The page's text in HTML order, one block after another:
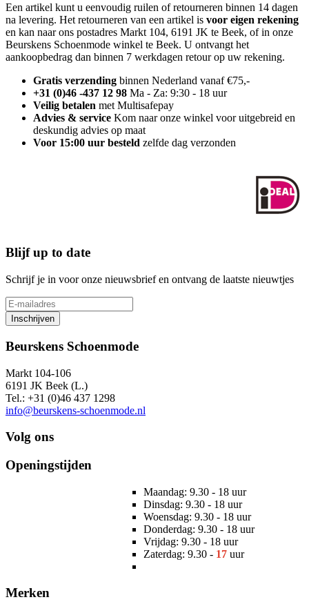
Een artikel kunt u eenvoudig ruilen of retourneren binnen 14 dagen
na levering. Het retourneren van een artikel is voor eigen rekening
en kan naar ons postadres Markt 104, 6191 JK te Beek, of in onze
Beurskens Schoenmode winkel te Beek. U ontvangt het
aankoopbedrag dan binnen 7 werkdagen retour op uw rekening.
Gratis verzending binnen Nederland vanaf €75,-
+31 (0)46 -437 12 98 Ma - Za: 9:30 - 18 uur
Veilig betalen met Multisafepay
Advies & service Kom naar onze winkel voor uitgebreid en
deskundig advies op maat
Voor 15:00 uur besteld zelfde dag verzonden
Blijf up to date
Schrijf je in voor onze nieuwsbrief en ontvang de laatste nieuwtjes
Inschrijven
Beurskens Schoenmode
Markt 104-106
6191 JK Beek (L.)
Tel.: +31 (0)46 437 1298
info@beurskens-schoenmode.nl
Volg ons
Openingstijden
Maandag: 9.30 - 18 uur
Dinsdag: 9.30 - 18 uur
Woensdag: 9.30 - 18 uur
Donderdag: 9.30 - 18 uur
Vrijdag: 9.30 - 18 uur
Zaterdag: 9.30 - 17 uur
Merken